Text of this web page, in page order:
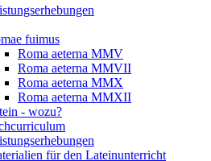
fuimus
Roma aeterna MMV
Roma aeterna MMVII
Roma aeterna MMX
Roma aeterna MMXII
- wozu?
für den Lateinunterricht